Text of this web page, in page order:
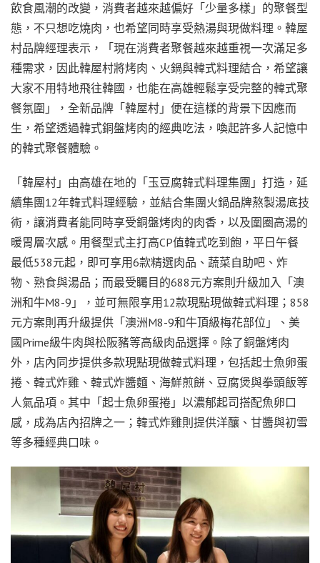
飲食風潮的改變，消費者越來越偏好「少量多樣」的聚餐型
態，不只想吃燒肉，也希望同時享受熱湯與現做料理。韓屋
村品牌經理表示，「現在消費者聚餐越來越重視一次滿足多
種需求，因此韓屋村將烤肉、火鍋與韓式料理結合，希望讓
大家不用特地飛往韓國，也能在高雄輕鬆享受完整的韓式聚
餐氛圍」，全新品牌「韓屋村」便在這樣的背景下因應而
生，希望透過韓式銅盤烤肉的經典吃法，喚起許多人記憶中
的韓式聚餐體驗。
「韓屋村」由高雄在地的「玉豆腐韓式料理集團」打造，延
續集團12年韓式料理經驗，並結合集團火鍋品牌熬製湯底技
術，讓消費者能同時享受銅盤烤肉的肉香，以及圍圈高湯的
暖胃層次感。用餐型式主打高CP值韓式吃到飽，平日午餐
最低538元起，即可享用6款精選肉品、蔬菜自助吧、炸
物、熟食與湯品；而最受矚目的688元方案則升級加入「澳
洲和牛M8-9」，並可無限享用12款現點現做韓式料理；858
元方案則再升級提供「澳洲M8-9和牛頂級梅花部位」、美
國Prime級牛肉與松阪豬等高級肉品選擇。除了銅盤烤肉
外，店內同步提供多款現點現做韓式料理，包括起士魚卵蛋
捲、韓式炸雞、韓式炸醬麵、海鮮煎餅、豆腐煲與拳頭飯等
人氣品項。其中「起士魚卵蛋捲」以濃郁起司搭配魚卵口
感，成為店內招牌之一；韓式炸雞則提供洋釀、甘醬與初雪
等多種經典口味。